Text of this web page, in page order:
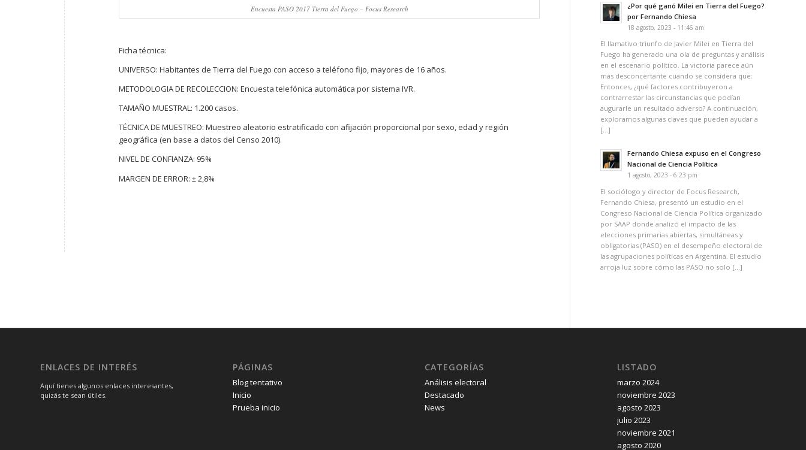
Encuesta PASO 2017 Tierra del Fuego – Focus Research
Ficha técnica:
UNIVERSO: Habitantes de Tierra del Fuego con acceso a teléfono fijo, mayores de 16 años.
METODOLOGIA DE RECOLECCION: Encuesta telefónica automática por sistema IVR.
TAMAÑO MUESTRAL: 1.200 casos.
TÉCNICA DE MUESTREO: Muestreo aleatorio estratificado con afijación proporcional por sexo, edad y región
geográfica (en base a datos del Censo 2010).
NIVEL DE CONFIANZA: 95%
MARGEN DE ERROR: ± 2,8%
¿Por qué ganó Milei en Tierra del Fuego?
por Fernando Chiesa
18 agosto, 2023 - 11:46 am
El llamativo triunfo de Javier Milei en Tierra del
Fuego ha generado una ola de preguntas y análisis
en el escenario político. La victoria parece aún
más desconcertante cuando se considera que:
Entonces, ¿qué factores contribuyeron a
contrarrestar las circunstancias que podían
augurarle un resultado adverso? A continuación,
exploramos algunas claves que pueden ayudar a
[…]
Fernando Chiesa expuso en el Congreso
Nacional de Ciencia Política
1 agosto, 2023 - 6:23 pm
El sociólogo y director de Focus Research,
Fernando Chiesa, presentó un estudio en el
Congreso Nacional de Ciencia Política organizado
por SAAP donde analizó el impacto de las
elecciones primarias abiertas, simultáneas y
obligatorias (PASO) en el desempeño electoral de
las agrupaciones políticas en Argentina. El estudio
arroja luz sobre cómo las PASO no solo […]
ENLACES DE INTERÉS
Aquí tienes algunos enlaces interesantes,
quizás te sean útiles.
PÁGINAS
Blog tentativo
Inicio
Prueba inicio
CATEGORÍAS
Análisis electoral
Destacado
News
LISTADO
marzo 2024
noviembre 2023
agosto 2023
julio 2023
noviembre 2021
agosto 2020